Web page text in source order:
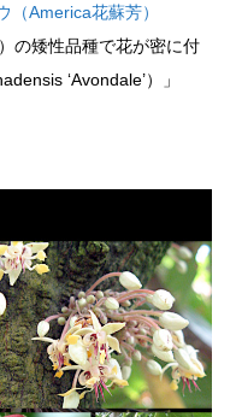
（America花蘇芳）
の矮性品種で花が密に付
‘Avondale’）」